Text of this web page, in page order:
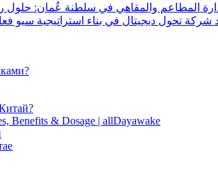
المطاعم والمقاهي في سلطنة عُمان: حلول
تحول ديجيتال في بناء استراتيجية سيو
Benefits & Dosage | allDayawake